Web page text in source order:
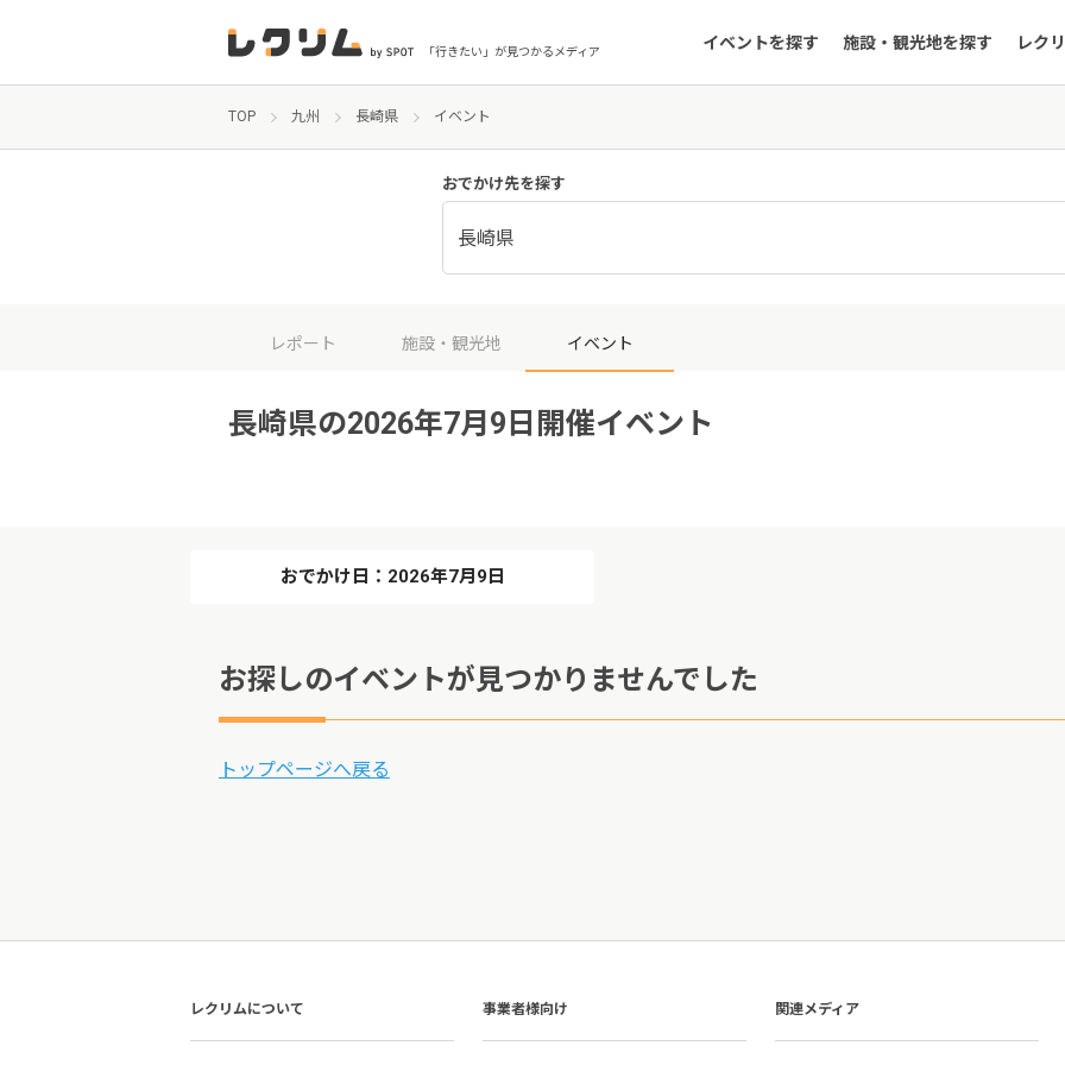
「行きたい」が見つかるメディア イベントを探す 施設・観光地を探す レク
TOP 九州 長崎県 イベント
おでかけ先を探す
長崎県
レポート 施設・観光地 イベント
長崎県の2026年7月9日開催イベント
おでかけ日：2026年7月9日
お探しのイベントが見つかりませんでした
トップページへ戻る
レクリムについて 事業者様向け 関連メディア